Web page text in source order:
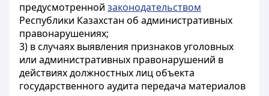
предусмотренной законодательством
Республики Казахстан об административных
правонарушениях;
3) в случаях выявления признаков уголовных
или административных правонарушений в
действиях должностных лиц объекта
государственного аудита передача материалов